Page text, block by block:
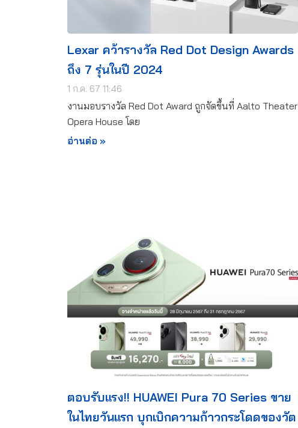
Lexar คว้ารางวัล Red Dot Design Awards
ถึง 7 รุ่นในปี 2024
1 ก.ค. 67 11:46
งานมอบรางวัล Red Dot Award ถูกจัดขึ้นที่ Aalto Theater
Opera House โดย
อ่านต่อ »
ตอบรับแรง!! HUAWEI Pura 70 Series ขาย
ในไทยวันแรก บุกเบิกความก้าวกระโดดของวัต